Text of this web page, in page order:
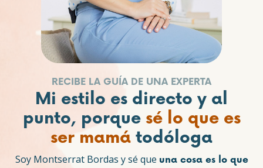
RECIBE LA GUÍA DE UNA EXPERTA
Mi estilo es directo y al
punto, porque sé lo que es
ser mamá todóloga
Soy Montserrat Bordas y sé que una cosa es lo que